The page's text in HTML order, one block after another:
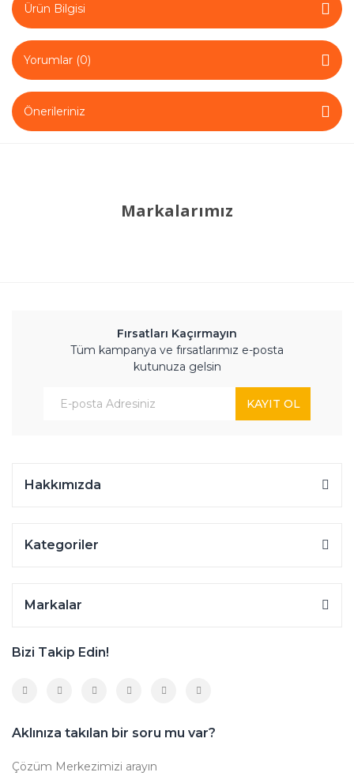
Ürün Bilgisi
Yorumlar (0)
Önerileriniz
Markalarımız
Fırsatları Kaçırmayın
Tüm kampanya ve fırsatlarımız e-posta
kutunuza gelsin
KAYIT OL
Hakkımızda
Kategoriler
Markalar
Bizi Takip Edin!
Aklınıza takılan bir soru mu var?
Çözüm Merkezimizi arayın